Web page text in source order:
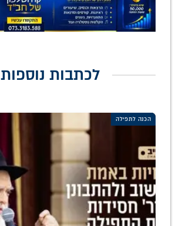
לכתבות נוספות
הכנה לתפילה